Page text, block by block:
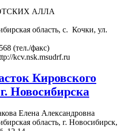
АЛЛА
область, с. Кочки, ул.
(тел./факс)
kcv.nsk.msudrf.ru
Кировского
Новосибирска
Елена Александровна
область, г. Новосибирск,